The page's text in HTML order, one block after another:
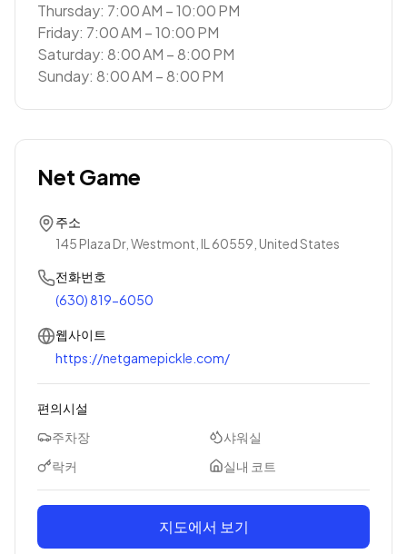
Thursday: 7:00 AM – 10:00 PM
Friday: 7:00 AM – 10:00 PM
Saturday: 8:00 AM – 8:00 PM
Sunday: 8:00 AM – 8:00 PM
Net Game
주소
145 Plaza Dr, Westmont, IL 60559, United States
전화번호
(630) 819-6050
웹사이트
https://netgamepickle.com/
편의시설
주차장
샤워실
락커
실내 코트
지도에서 보기